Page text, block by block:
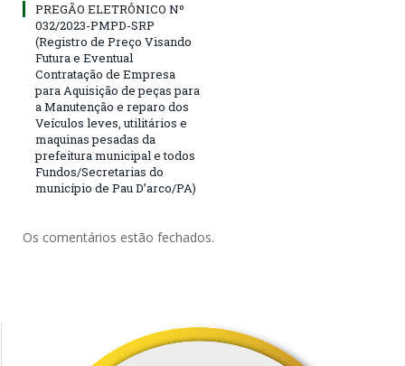
PREGÃO ELETRÔNICO Nº
032/2023-PMPD-SRP
(Registro de Preço Visando
Futura e Eventual
Contratação de Empresa
para Aquisição de peças para
a Manutenção e reparo dos
Veículos leves, utilitários e
maquinas pesadas da
prefeitura municipal e todos
Fundos/Secretarias do
município de Pau D’arco/PA)
Os comentários estão fechados.